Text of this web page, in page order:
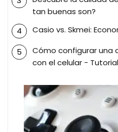
tan buenas son?
Casio vs. Skmei:
Cómo configurar una
con el celular -